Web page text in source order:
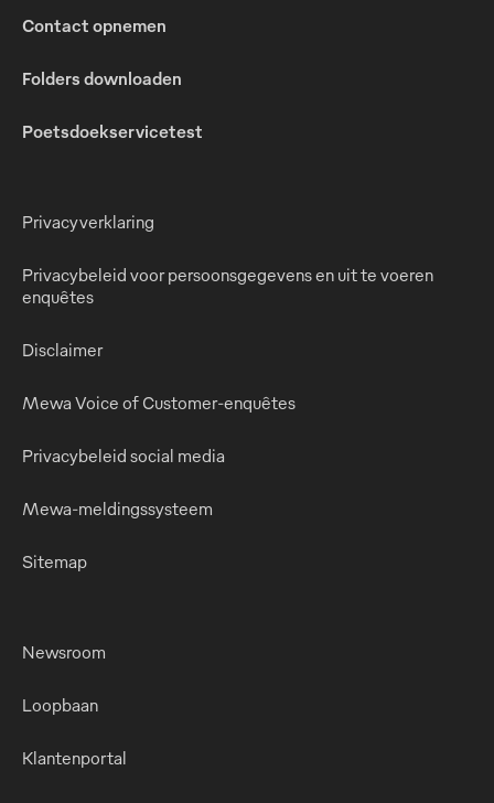
Contact opnemen
Folders downloaden
Poetsdoekservicetest
Privacyverklaring
Privacybeleid voor persoonsgegevens en uit te voeren
enquêtes
Disclaimer
Mewa Voice of Customer-enquêtes
Privacybeleid social media
Mewa-meldingssysteem
Sitemap
Newsroom
Loopbaan
Klantenportal